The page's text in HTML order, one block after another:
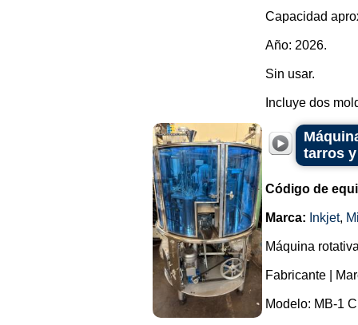
Capacidad
Año: 2026.
Sin usar.
Incluye dos
tarros
Código de
Marca: Inkjet,
Máquina
Fabricante |
Modelo: MB-1